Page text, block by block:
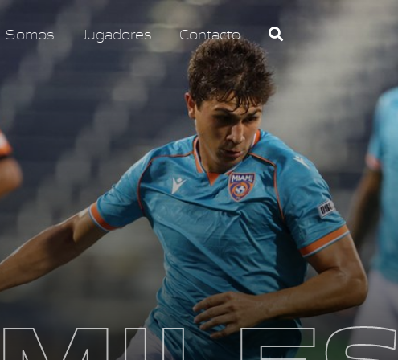
Somos Jugadores Contacto